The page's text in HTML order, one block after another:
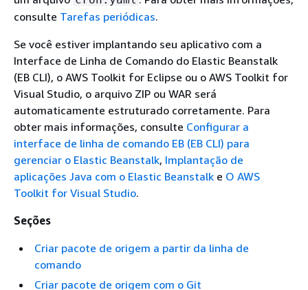
consulte Tarefas periódicas.
Se você estiver implantando seu aplicativo com a
Interface de Linha de Comando do Elastic Beanstalk
(EB CLI), o AWS Toolkit for Eclipse ou o AWS Toolkit for
Visual Studio, o arquivo ZIP ou WAR será
automaticamente estruturado corretamente. Para
obter mais informações, consulte Configurar a
interface de linha de comando EB (EB CLI) para
gerenciar o Elastic Beanstalk, Implantação de
aplicações Java com o Elastic Beanstalk e O AWS
Toolkit for Visual Studio.
Seções
Criar pacote de origem a partir da linha de
comando
Criar pacote de origem com o Git